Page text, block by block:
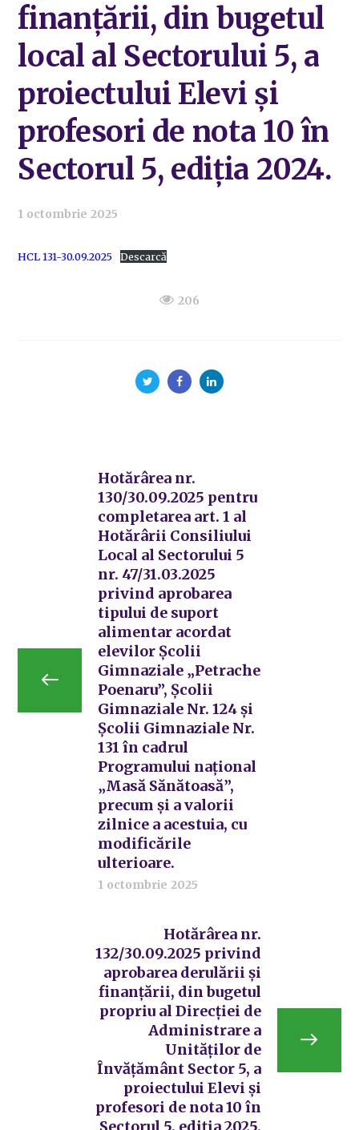
finanțării, din bugetul
local al Sectorului 5, a
proiectului Elevi și
profesori de nota 10 în
Sectorul 5, ediția 2024.
1 octombrie 2025
HCL 131-30.09.2025 Descarcă
206
Hotărârea nr.
130/30.09.2025 pentru
completarea art. 1 al
Hotărârii Consiliului
Local al Sectorului 5
nr. 47/31.03.2025
privind aprobarea
tipului de suport
alimentar acordat
elevilor Şcolii
Gimnaziale „Petrache
Poenaru”, Școlii
Gimnaziale Nr. 124 și
Școlii Gimnaziale Nr.
131 în cadrul
Programului național
„Masă Sănătoasă”,
precum și a valorii
zilnice a acestuia, cu
modificările
ulterioare.
1 octombrie 2025
Hotărârea nr.
132/30.09.2025 privind
aprobarea derulării și
finanțării, din bugetul
propriu al Direcției de
Administrare a
Unităților de
Învățământ Sector 5, a
proiectului Elevi și
profesori de nota 10 în
Sectorul 5, ediția 2025.